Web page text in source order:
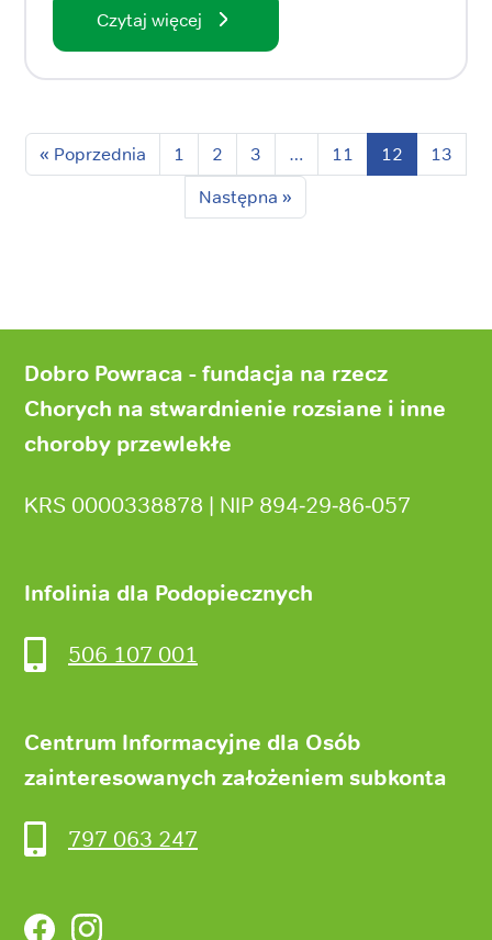
Czytaj więcej
« Poprzednia 1 2 3 … 11 12
13
Następna »
stronyDobro Powraca - fundacja na rzecz
Chorych na stwardnienie rozsiane i inne
choroby przewlekłe
KRS 0000338878 | NIP 894‑29‑86‑057
Infolinia dla Podopiecznych
506 107 001
Centrum Informacyjne dla Osób
zainteresowanych założeniem subkonta
797 063 247
FacebookInstagram